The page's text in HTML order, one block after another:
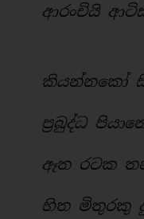
ආරංචියි
ප්‍රබුද්ධ
ඈත රටක
හිත